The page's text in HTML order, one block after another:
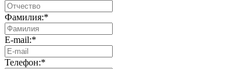
Фамилия:*
E-mail:*
Телефон:*